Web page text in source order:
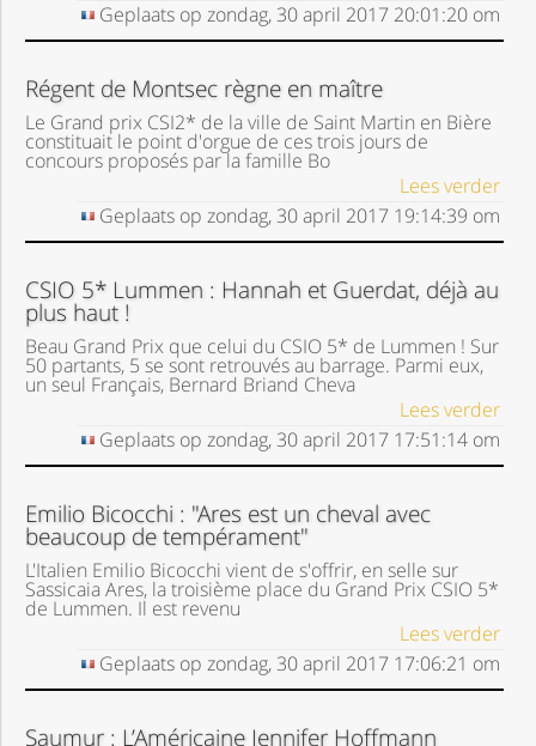
Geplaats op zondag, 30 april 2017 20:01:20om
Régent de Montsec règne en maître
Le Grand prix CSI2* de la ville de Saint Martin en Bière
constituait le point d'orgue de ces trois jours de
concours proposés par la famille Bo
Lees verder
Geplaats op zondag, 30 april 2017 19:14:39 om
CSIO 5* Lummen : Hannah et Guerdat, déjà au
plus haut !
Beau Grand Prix que celui du CSIO 5* de Lummen ! Sur
50 partants, 5 se sont retrouvés au barrage. Parmi eux,
un seul Français, Bernard Briand Cheva
Lees verder
Geplaats op zondag, 30 april 2017 17:51:14om
Emilio Bicocchi : "Ares est un cheval avec
beaucoup de tempérament"
L'Italien Emilio Bicocchi vient de s'offrir, en selle sur
Sassicaia Ares, la troisième place du Grand Prix CSIO 5*
de Lummen. Il est revenu
Lees verder
Geplaats op zondag, 30 april 2017 17:06:21 om
Saumur : L’Américaine Jennifer Hoffmann